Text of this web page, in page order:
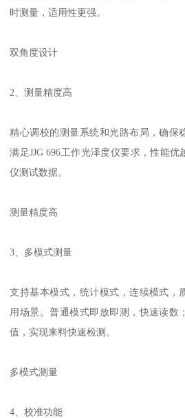
时测量，适用性更强。
双角度设计
2 、测量精度高
精心调校的测量系统和光路布局，确保
满足JJG 696工作光泽度仪要求，性能优
仪测试数据。
测量精度高
3 、多模式测量
支持基本模式，统计模式，连续模式，
用场景。普通模式即放即测，快速读数
值，实现来料快速检测。
多模式测量
4 、校准功能